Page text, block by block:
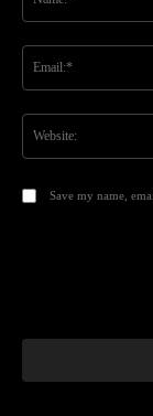
Save my name,